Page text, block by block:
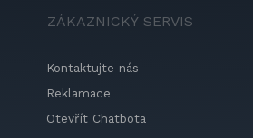
ZÁKAZNICKÝ SERVIS
Kontaktujte nás
Reklamace
Otevřít Chatbota